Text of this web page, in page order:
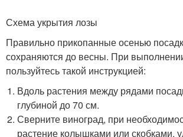
Схема укрытия лозы
Правильно прикопанные осенью
сохраняются до весны. При
пользуйтесь такой инструкцией:
Вдоль растения между рядами
глубиной до 70 см.
Сверните виноград, при
растение колышками или скобками,